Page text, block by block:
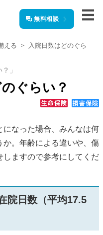
無料相談
える
入院日数はどのぐら
」
ぐらい？
なった場合、みんなは何
か。年齢による違いや、傷
ますので参考にしてくだ
院日数（平均17.5